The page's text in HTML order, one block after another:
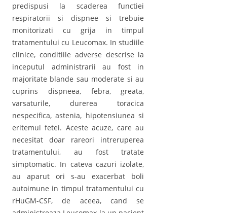
predispusi la scaderea functiei
respiratorii si dispnee si trebuie
monitorizati cu grija in timpul
tratamentului cu Leucomax. In studiile
clinice, conditiile adverse descrise la
inceputul administrarii au fost in
majoritate blande sau moderate si au
cuprins dispneea, febra, greata,
varsaturile, durerea toracica
nespecifica, astenia, hipotensiunea si
eritemul fetei. Aceste acuze, care au
necesitat doar rareori intreruperea
tratamentului, au fost tratate
simptomatic. In cateva cazuri izolate,
au aparut ori s-au exacerbat boli
autoimune in timpul tratamentului cu
rHuGM-CSF, de aceea, cand se